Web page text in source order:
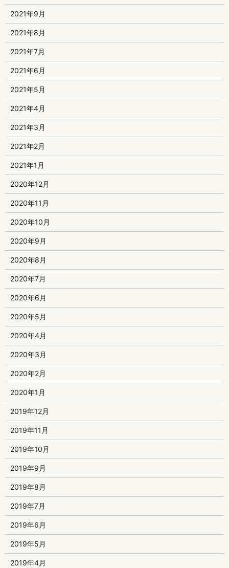
2021年9月
2021年8月
2021年7月
2021年6月
2021年5月
2021年4月
2021年3月
2021年2月
2021年1月
2020年12月
2020年11月
2020年10月
2020年9月
2020年8月
2020年7月
2020年6月
2020年5月
2020年4月
2020年3月
2020年2月
2020年1月
2019年12月
2019年11月
2019年10月
2019年9月
2019年8月
2019年7月
2019年6月
2019年5月
2019年4月